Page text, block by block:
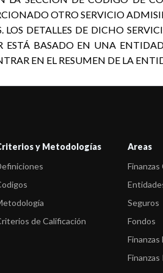
OTRO SERVICIO
LOS DETALLES DE DICHO
ESTÁ BASADO EN UNA
EN EL RESUMEN DE LA
y Metodologías
de Calificación
Areas
Seguros
Fondos
Finanzas